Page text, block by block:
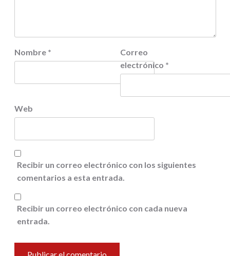
Nombre *
Correo
electrónico *
Web
Recibir un correo electrónico con los siguientes
comentarios a esta entrada.
Recibir un correo electrónico con cada nueva
entrada.